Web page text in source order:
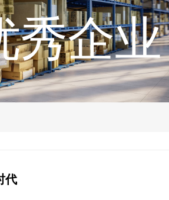
秀企业
代